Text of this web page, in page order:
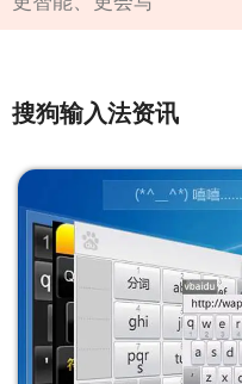
搜狗输入法资讯